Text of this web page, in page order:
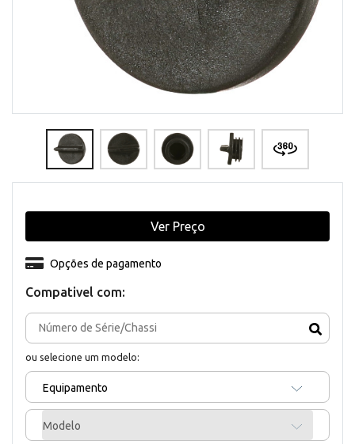
Compativel com:
ou selecione um modelo:
Equipamento
Modelo
Opções de pagamento
Ver Preço